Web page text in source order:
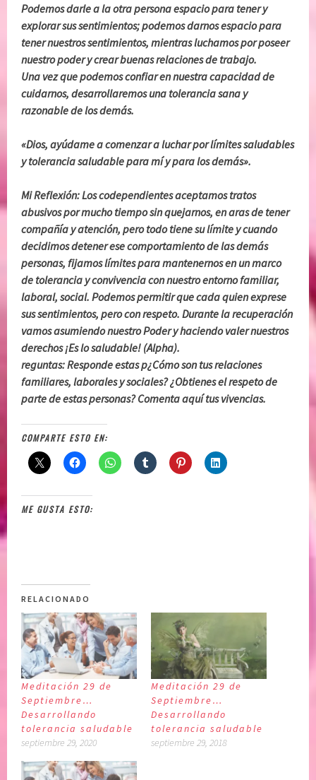
Podemos darle a la otra persona espacio para tener y
explorar sus sentimientos; podemos darnos espacio para
tener nuestros sentimientos, mientras luchamos por poseer
nuestro poder y crear buenas relaciones de trabajo.
Una vez que podemos confiar en nuestra capacidad de
cuidarnos, desarrollaremos una tolerancia sana y
razonable de los demás.
«Dios, ayúdame a comenzar a luchar por límites saludables
y tolerancia saludable para mí y para los demás».
Mi Reflexión: Los codependientes aceptamos tratos
abusivos por mucho tiempo sin quejarnos, en aras de tener
compañía y atención, pero todo tiene su límite y cuando
decidimos detener ese comportamiento de las demás
personas, fijamos límites para mantenernos en un marco
de tolerancia y convivencia con nuestro entorno familiar,
laboral, social. Podemos permitir que cada quien exprese
sus sentimientos, pero con respeto. Durante la recuperación
vamos asumiendo nuestro Poder y haciendo valer nuestros
derechos ¡Es lo saludable! (Alpha).
reguntas: Responde estas p¿Cómo son tus relaciones
familiares, laborales y sociales? ¿Obtienes el respeto de
parte de estas personas? Comenta aquí tus vivencias.
COMPARTE ESTO EN:
ME GUSTA ESTO:
RELACIONADO
Meditación 29 de
Septiembre…
Desarrollando
tolerancia saludable
septiembre 29, 2020
Meditación 29 de
Septiembre…
Desarrollando
tolerancia saludable
septiembre 29, 2018